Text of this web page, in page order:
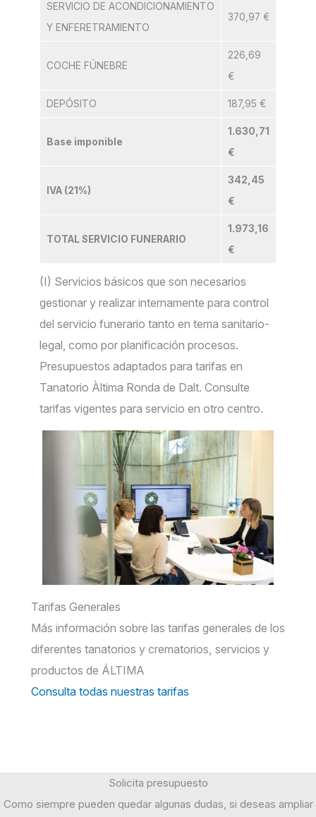
SERVICIO DE ACONDICIONAMIENTO
Y ENFERETRAMIENTO
370,97 €
COCHE FÚNEBRE
226,69
€
DEPÓSITO 187,95 €
Base imponible
1.630,71
€
IVA (21%)
342,45
€
TOTAL SERVICIO FUNERARIO
1.973,16
€
(I) Servicios básicos que son necesarios
gestionar y realizar internamente para control
del servicio funerario tanto en tema sanitario-
legal, como por planificación procesos.
Presupuestos adaptados para tarifas en
Tanatorio Àltima Ronda de Dalt. Consulte
tarifas vigentes para servicio en otro centro.
Tarifas Generales
Más información sobre las tarifas generales de los
diferentes tanatorios y crematorios, servicios y
productos de ÁLTIMA
Consulta todas nuestras tarifas
Solicita presupuesto
Como siempre pueden quedar algunas dudas, si deseas ampliar